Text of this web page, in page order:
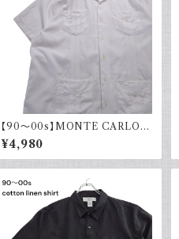
【90～00s】MONTE CARLO
キューバシャツ リネン レーヨン 半
袖シャツ ホワイト 白 古着 オープ
ンカラー 開襟
¥4,980